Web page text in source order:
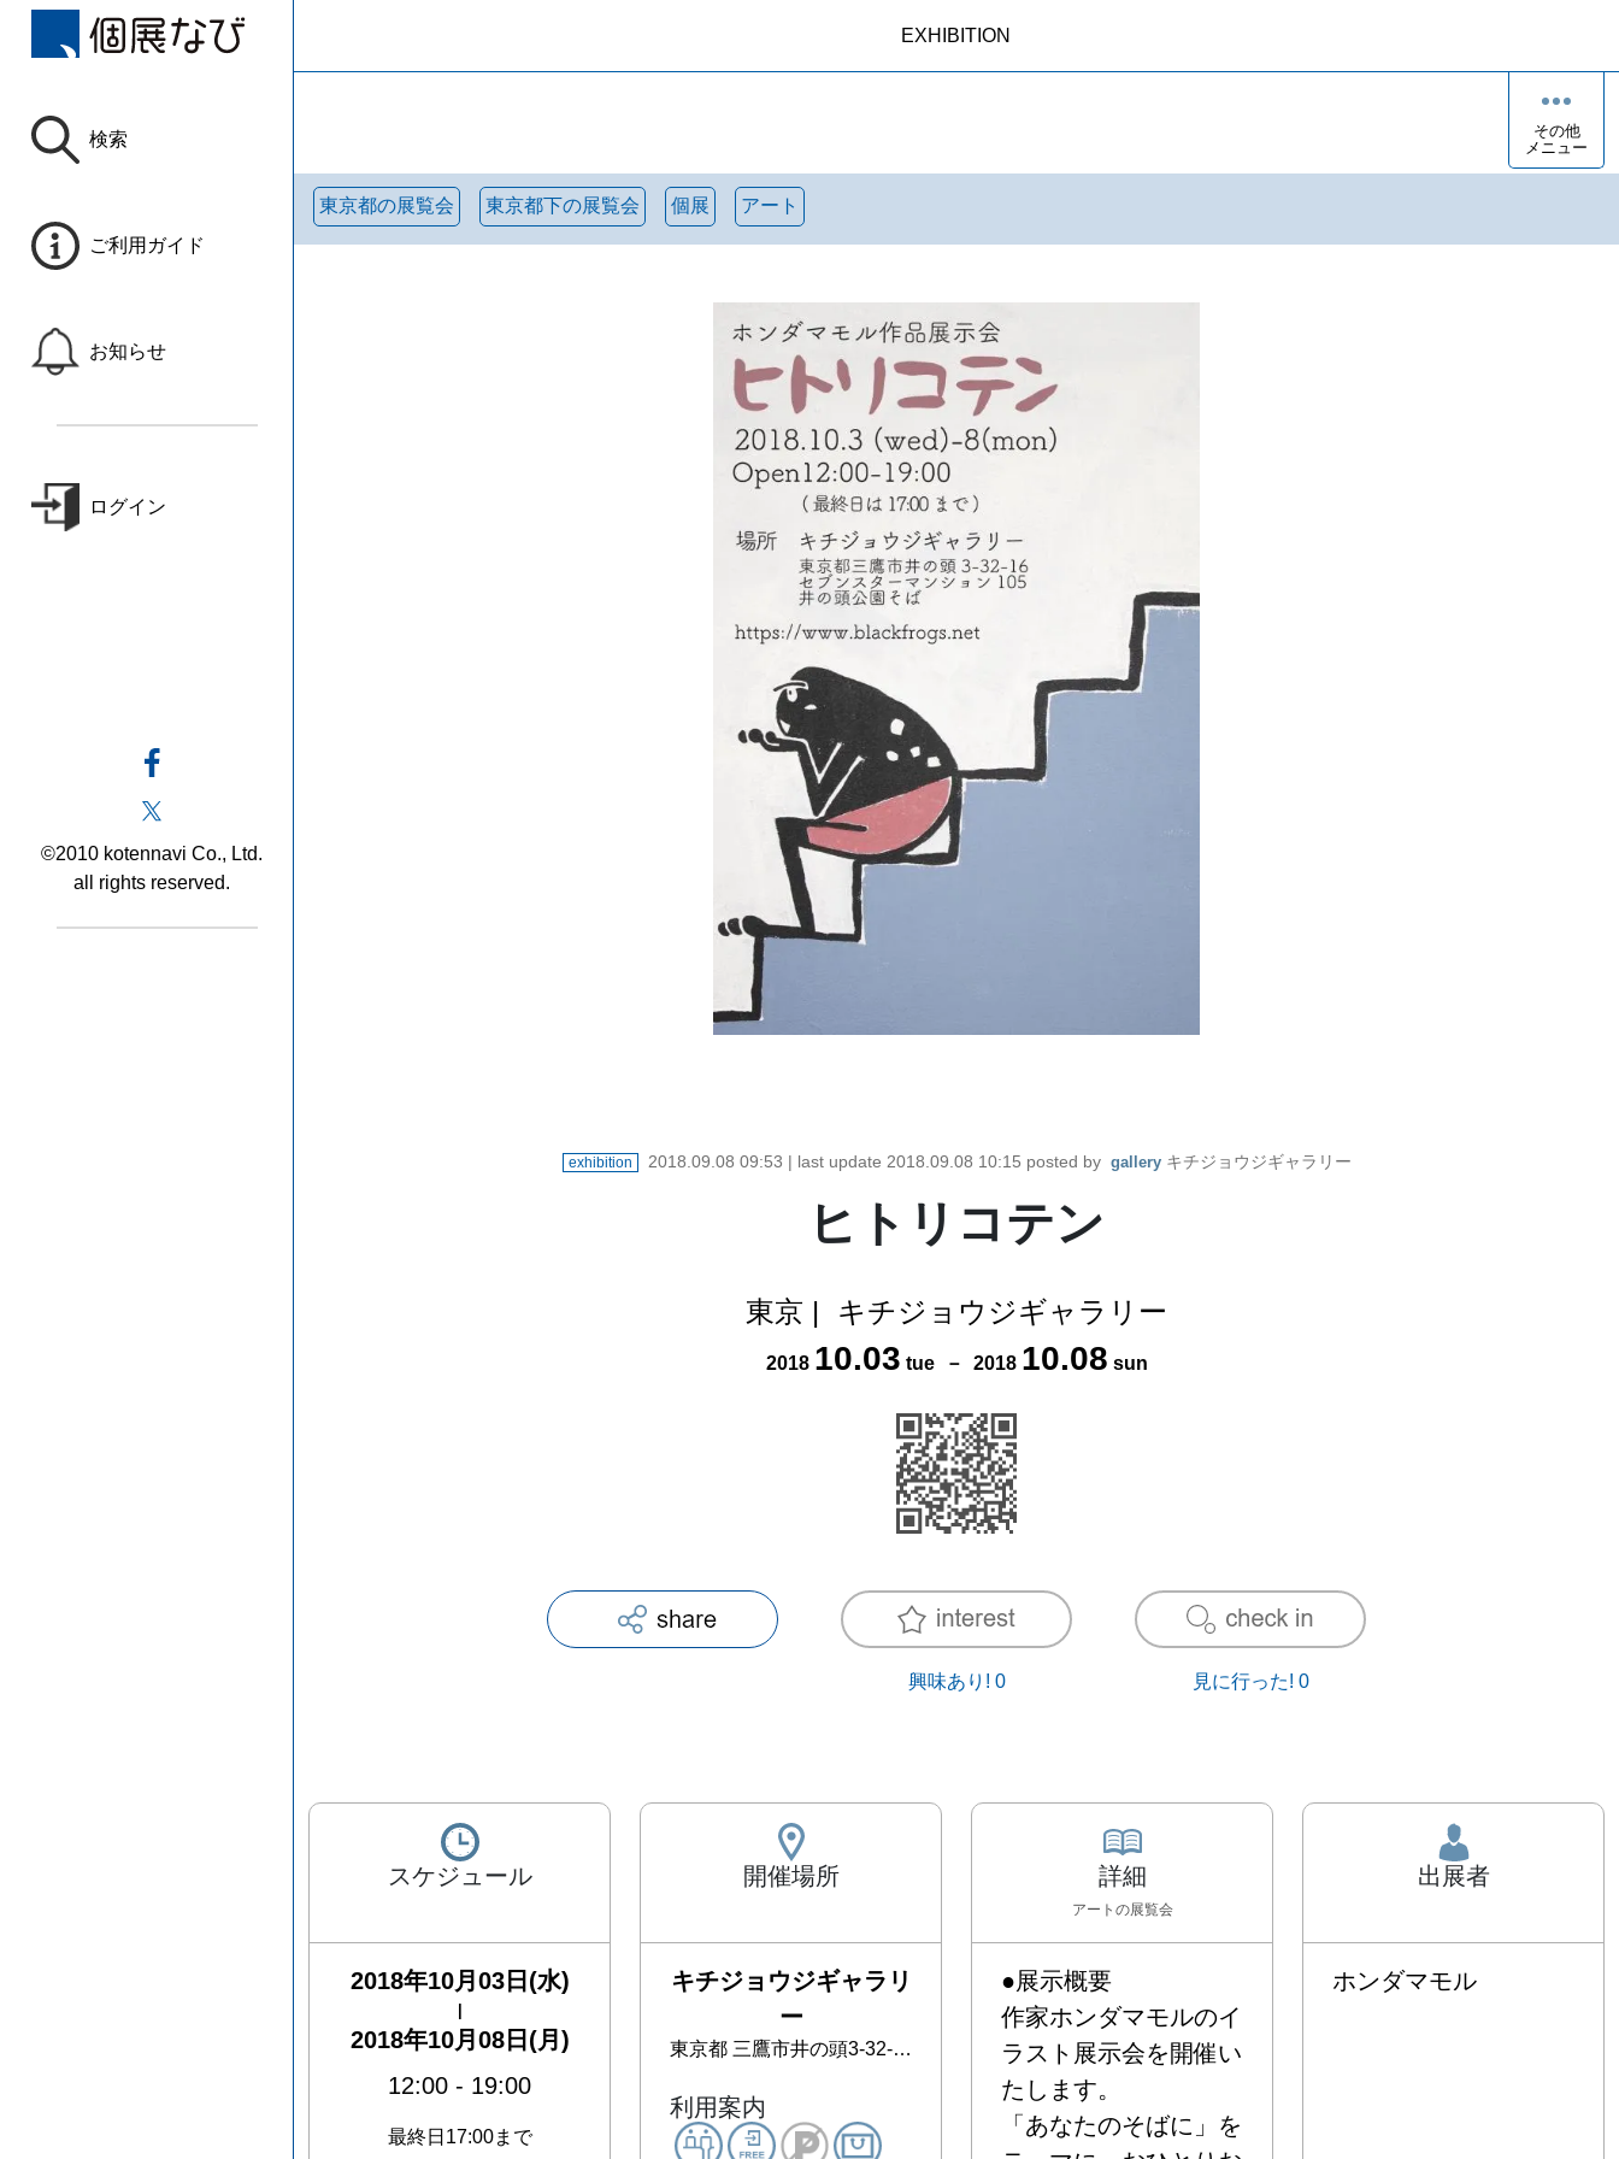
検索
ご利用ガイド
お知らせ
ログイン
©2010 kotennavi Co., Ltd.
all rights reserved.
EXHIBITION
その他
メニュー
東京都の展覧会 東京都下の展覧会 個展 アート
exhibition 2018.09.08 09:53 | last update 2018.09.08 10:15 posted by gallery キチジョウジギャラリー
ヒトリコテン
東京 | キチジョウジギャラリー
2018 10.03 tue－ 2018 10.08 sun
興味あり! 0 見に行った! 0
スケジュール
2018年10月03日(水)
2018年10月08日(月)
12:00 - 19:00
最終日17:00まで
開催場所
キチジョウジギャラリ
ー
東京都 三鷹市井の頭3-32-16 セブンスターマンション105
利用案内
詳細
アート の展覧会
●展示概要
作家ホンダマモルのイ
ラスト展示会を開催い
たします。
「あなたのそばに」を
出展者
ホンダマモル